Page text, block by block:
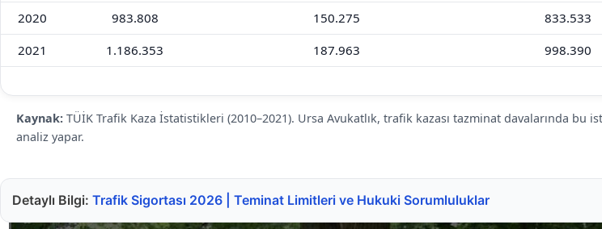
2020
983.808 150.275 833.533
2021
1.186.353 187.963 998.390
Kaynak: TÜİK Trafik Kaza İstatistikleri (2010–2021). Ursa Avukatlık, trafik kazası tazminat davalarında
analiz yapar.
Detaylı Bilgi: Trafik Sigortası 2026 | Teminat Limitleri ve Hukuki Sorumluluklar